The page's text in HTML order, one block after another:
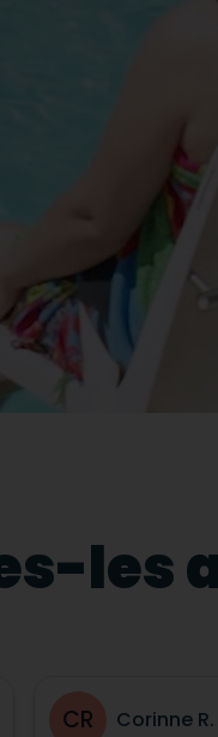
les
CR Corinne R.